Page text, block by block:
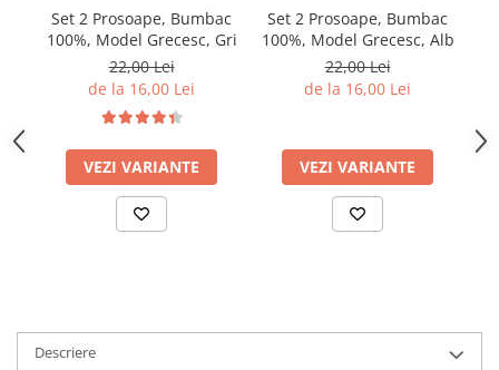
Set 2 Prosoape, Bumbac
100%, Model Grecesc, Gri
22,00 Lei
de la 16,00 Lei
VEZI VARIANTE
Set 2 Prosoape, Bumbac
100%, Model Grecesc, Alb
22,00 Lei
de la 16,00 Lei
VEZI VARIANTE
Descriere